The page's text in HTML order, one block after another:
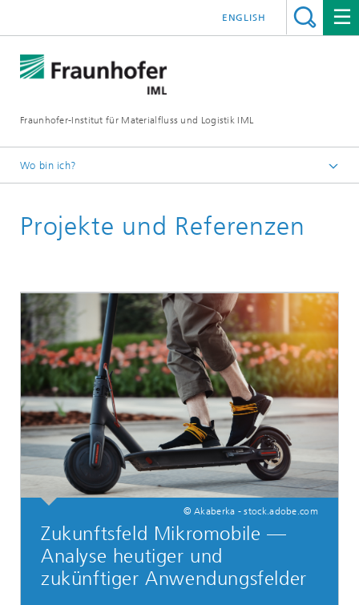
Fraunhofer-Institut für Materialfluss und Logistik IML
ENGLISH
Wo bin ich?
Abteilungen
Mobilität
Projekte und Referenzen
© Akaberka - stock.adobe.com
Zukunftsfeld Mikromobile —
Analyse heutiger und
zukünftiger Anwendungsfelder